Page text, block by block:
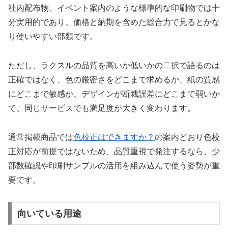
社内配布物、イベント案内のような標準的な印刷物では十
分実用的であり、価格と納期を含めた総合力で見るとかな
り使いやすい部類です。
ただし、ラクスルの品質を高いか低いかの二択で語るのは
正確ではなく、色の厳密さをどこまで求めるか、紙の質感
にどこまで敏感か、デザインが断裁誤差にどこまで弱いか
で、同じサービスでも満足度が大きく変わります。
通常掲載商品では色校正はできますか？ の案内どおり色校
正対応が前提ではないため、品質重視で発注するなら、少
部数確認や印刷サンプルの活用を組み込んで使う姿勢が重
要です。
向いている用途